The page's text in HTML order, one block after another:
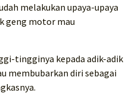
melakukan upaya-upaya
geng motor mau
tingginya kepada adik-adik
membubarkan diri sebagai